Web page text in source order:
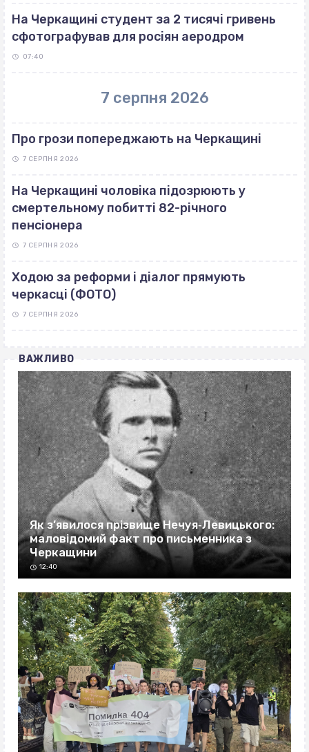
На Черкащині студент за 2 тисячі гривень
сфотографував для росіян аеродром
07:40
7 серпня 2026
Про грози попереджають на Черкащині
7 СЕРПНЯ 2026
На Черкащині чоловіка підозрюють у
смертельному побитті 82-річного
пенсіонера
7 СЕРПНЯ 2026
Ходою за реформи і діалог прямують
черкасці (ФОТО)
7 СЕРПНЯ 2026
ВАЖЛИВО
Як з’явилося прізвище Нечуя‐Левицького:
маловідомий факт про письменника з
Черкащини
12:40